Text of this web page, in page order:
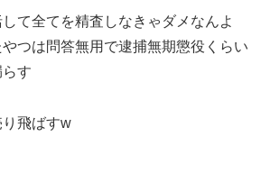
て全てを精査しなきゃダメなんよ
つは問答無用で逮捕無期懲役くらい
す
飛ばすw